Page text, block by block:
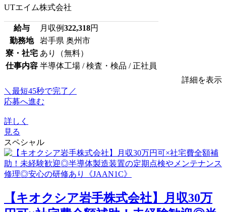
UTエイム株式会社
給与 月収例322,318円
勤務地
岩手県 奥州市
寮・社宅 あり（無料）
仕事内容 半導体工場 / 検査・検品 / 正社員
詳細を表示
＼最短45秒で完了／
応募へ進む
詳しく
見る
スペシャル
【キオクシア岩手株式会社】月収30万